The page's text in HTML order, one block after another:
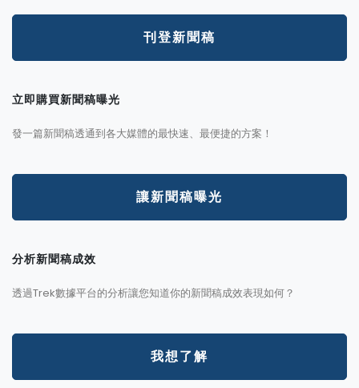
刊登新聞稿
立即購買新聞稿曝光
發一篇新聞稿透通到各大媒體的最快速、最便捷的方案！
讓新聞稿曝光
分析新聞稿成效
透過Trek數據平台的分析讓您知道你的新聞稿成效表現如何？
我想了解